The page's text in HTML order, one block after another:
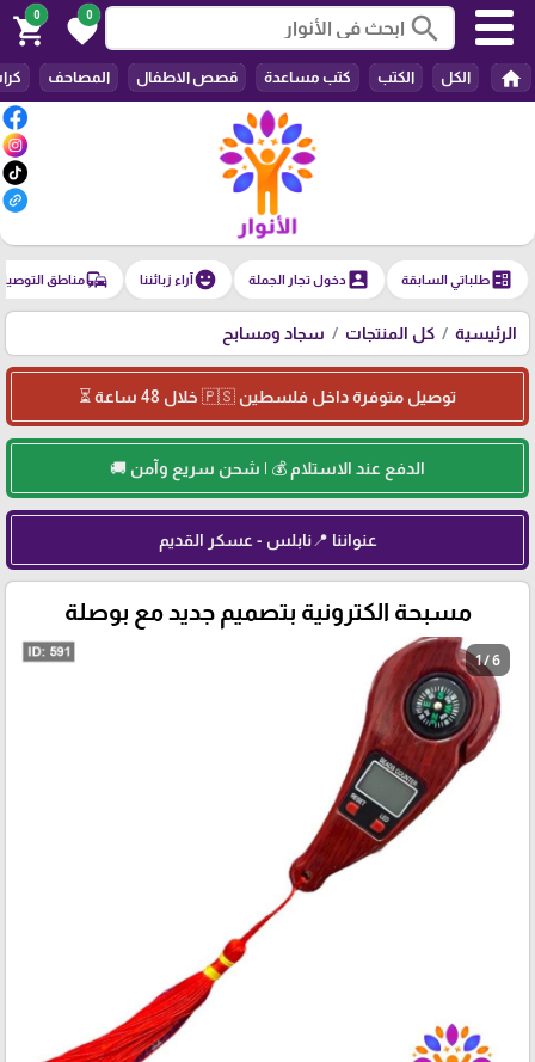
search
0
favorite
0
shopping_cart
home الكل الكتب كتب مساعدة قصص الاطفال المصاحف
ballotطلباتي السابقة account_boxدخول تجار الجملة emoji_emotionsآراء زبائننا commuteمناطق
الرئيسية كل المنتجات سجاد ومسابح
توصيل متوفرة داخل فلسطين 🇵🇸 خلال 48 ساعة ⏳
الدفع عند الاستلام 💰 | شحن سريع وآمن 🚚
عنواننا 📍نابلس - عسكر القديم
مسبحة الكترونية بتصميم جديد مع بوصلة
1 / 6